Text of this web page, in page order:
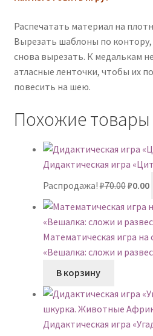
Распечатать материал на
Вырезать шаблоны по
снова вырезать. К медалькам
атласные ленточки, чтобы их
повесить на шею.
Похожие товары
Дидактическая игра
Распродажа!₽70.00₽0.00
Математическая игра на
«Вешалка: сложи и
В корзину
Дидактическая игра